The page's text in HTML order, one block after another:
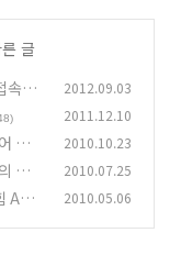
글
속하
2012.09.03
2011.12.10
지원
어
컨
2010.10.23
위치
2010.07.25
APP
2010.05.06